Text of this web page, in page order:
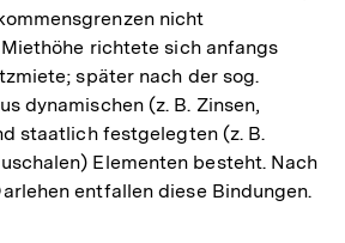
nicht
richtete sich anfangs
später nach der sog.
dynamischen (z. B. Zinsen,
staatlich festgelegten (z. B.
Elementen besteht. Nach
entfallen diese Bindungen.